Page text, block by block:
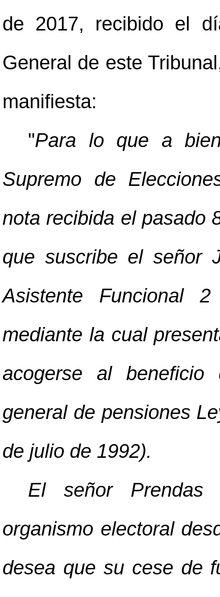
de 2017, recibido el
General de este
manifiesta:
"Para lo que a
Supremo de
nota recibida el pasado
que suscribe el señor
Asistente Funcional
mediante la cual
acogerse al
general de pensiones
de julio de 1992).
El señor Prendas
organismo electoral
desea que su cese de